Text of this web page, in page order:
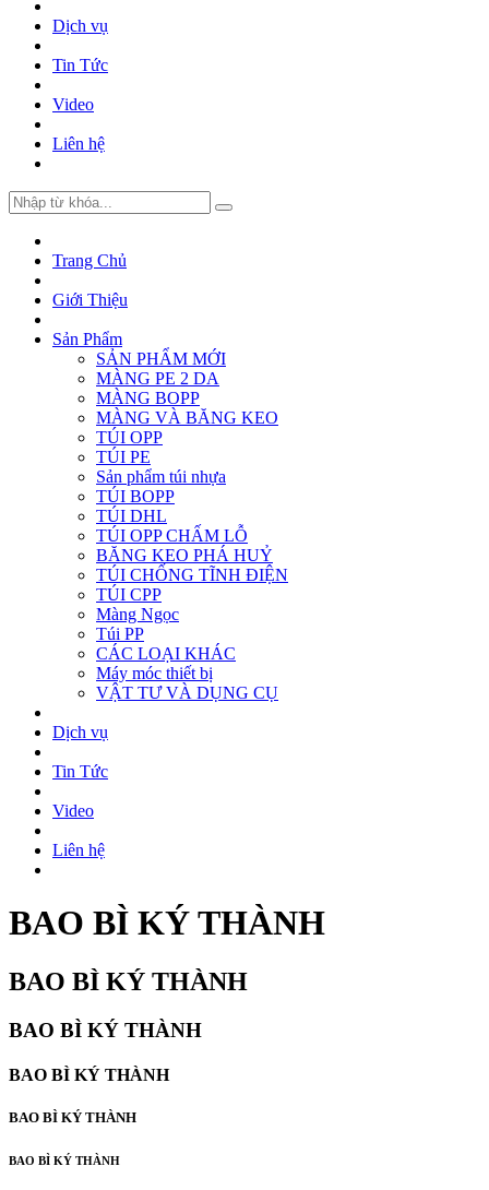
Dịch vụ
Tin Tức
Video
Liên hệ
Trang Chủ
Giới Thiệu
Sản Phẩm
SẢN PHẨM MỚI
MÀNG PE 2 DA
MÀNG BOPP
MÀNG VÀ BĂNG KEO
TÚI OPP
TÚI PE
Sản phẩm túi nhựa
TÚI BOPP
TÚI DHL
TÚI OPP CHẤM LỖ
BĂNG KEO PHÁ HUỶ
TÚI CHỐNG TĨNH ĐIỆN
TÚI CPP
Màng Ngọc
Túi PP
CÁC LOẠI KHÁC
Máy móc thiết bị
VẬT TƯ VÀ DỤNG CỤ
Dịch vụ
Tin Tức
Video
Liên hệ
BAO BÌ KÝ THÀNH
BAO BÌ KÝ THÀNH
BAO BÌ KÝ THÀNH
BAO BÌ KÝ THÀNH
BAO BÌ KÝ THÀNH
BAO BÌ KÝ THÀNH